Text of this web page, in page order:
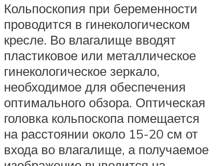
Кольпоскопия при беременности
проводится в гинекологическом
кресле. Во влагалище вводят
пластиковое или металлическое
гинекологическое зеркало,
необходимое для обеспечения
оптимального обзора. Оптическая
головка кольпоскопа помещается
на расстоянии около 15-20 см от
входа во влагалище, а получаемое